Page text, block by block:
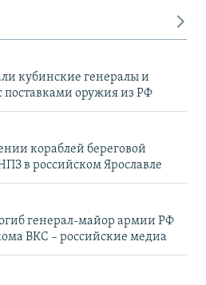
кубинские генералы и
оружия из РФ
кораблей береговой
в российском Ярославле
генерал-майор армии РФ
ВКС – российские медиа